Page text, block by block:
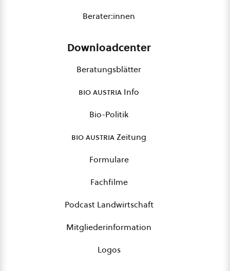
Berater:innen
Downloadcenter
Beratungsblätter
bio austria Info
Bio-Politik
bio austriaZeitung
Formulare
Fachfilme
Podcast Landwirtschaft
Mitgliederinformation
Logos